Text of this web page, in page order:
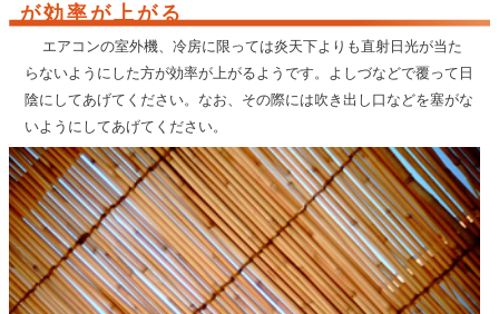
が効率が上がる
エアコンの室外機、冷房に限っては炎天下よりも直射日光が当た
らないようにした方が効率が上がるようです。よしづなどで覆って日
陰にしてあげてください。なお、その際には吹き出し口などを塞がな
いようにしてあげてください。